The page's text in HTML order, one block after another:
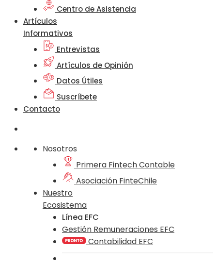
Centro de Asistencia
Artículos
Informativos
Entrevistas
Artículos de Opinión
Datos Útiles
Suscríbete
Contacto
Nosotros
Primera Fintech Contable
Asociación FinteChile
Nuestro
Ecosistema
Línea EFC
Gestión Remuneraciones EFC
Contabilidad EFC